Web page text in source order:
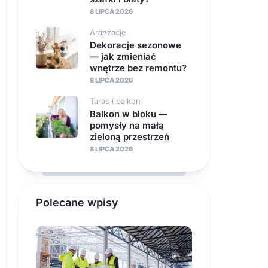
8 LIPCA 2026
Aranżacje
Dekoracje sezonowe
— jak zmieniać
wnętrze bez remontu?
8 LIPCA 2026
Taras i balkon
Balkon w bloku —
pomysły na małą
zieloną przestrzeń
8 LIPCA 2026
Polecane wpisy